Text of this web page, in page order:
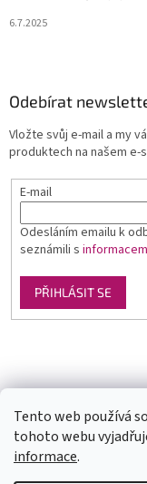
Tento web používá
tohoto webu
informace.
6.7.2025
Odebírat
Vložte svůj e-mail a my
produktech na našem e-
E-mail
Odesláním emailu k
seznámili s
PŘIHLÁSIT SE